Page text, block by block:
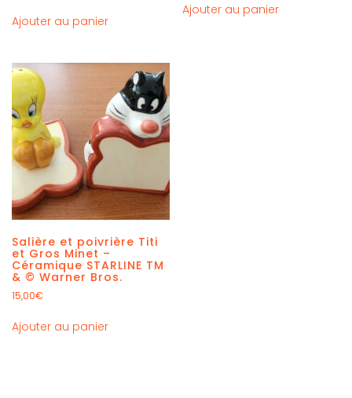
Ajouter au panier
Ajouter au panier
Salière et poivrière Titi
et Gros Minet –
Céramique STARLINE TM
& © Warner Bros.
15,00€
Ajouter au panier